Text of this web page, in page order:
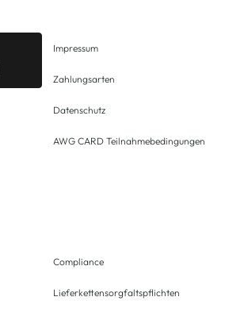
Impressum
Zahlungsarten
Datenschutz
AWG CARD Teilnahmebedingungen
Compliance
Lieferkettensorgfaltspflichten